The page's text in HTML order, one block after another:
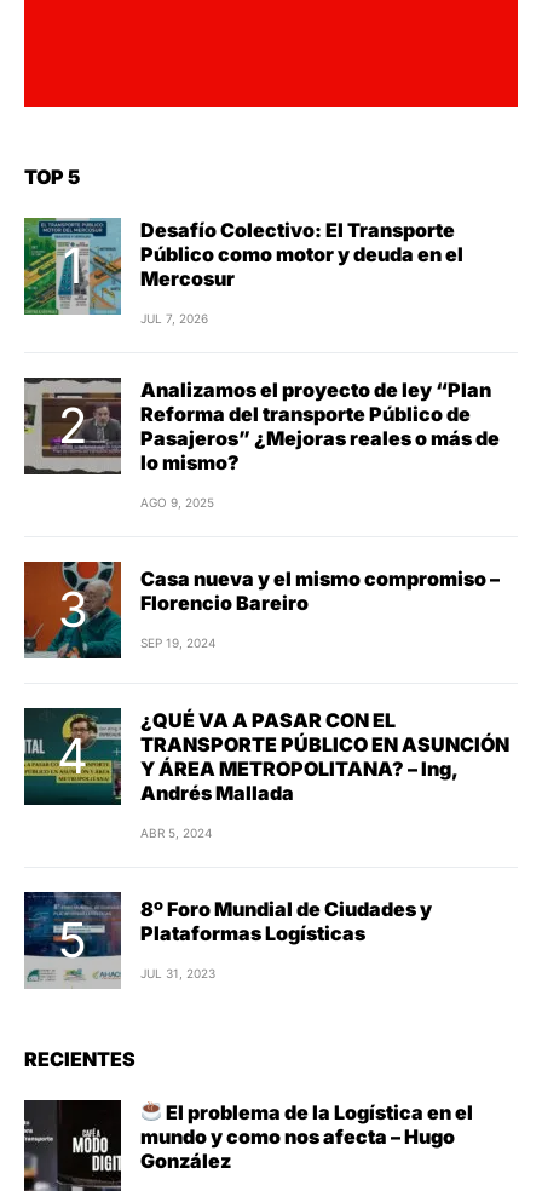
TOP 5
Desafío Colectivo: El Transporte
Público como motor y deuda en el
Mercosur
JUL 7, 2026
Analizamos el proyecto de ley “Plan
Reforma del transporte Público de
Pasajeros” ¿Mejoras reales o más de
lo mismo?
AGO 9, 2025
Casa nueva y el mismo compromiso –
Florencio Bareiro
SEP 19, 2024
¿QUÉ VA A PASAR CON EL
TRANSPORTE PÚBLICO EN ASUNCIÓN
Y ÁREA METROPOLITANA? – Ing,
Andrés Mallada
ABR 5, 2024
8º Foro Mundial de Ciudades y
Plataformas Logísticas
JUL 31, 2023
RECIENTES
El problema de la Logística en el
mundo y como nos afecta – Hugo
González